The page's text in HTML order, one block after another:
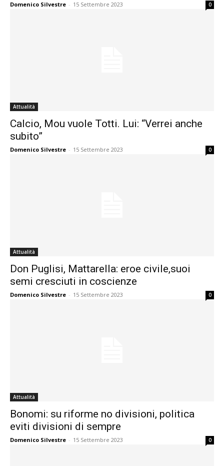
Domenico Silvestre - 15 Settembre 2023 0
Attualità
Calcio, Mou vuole Totti. Lui: “Verrei anche
subito”
Domenico Silvestre - 15 Settembre 2023 0
Attualità
Don Puglisi, Mattarella: eroe civile,suoi
semi cresciuti in coscienze
Domenico Silvestre - 15 Settembre 2023 0
Attualità
Bonomi: su riforme no divisioni, politica
eviti divisioni di sempre
Domenico Silvestre - 15 Settembre 2023 0